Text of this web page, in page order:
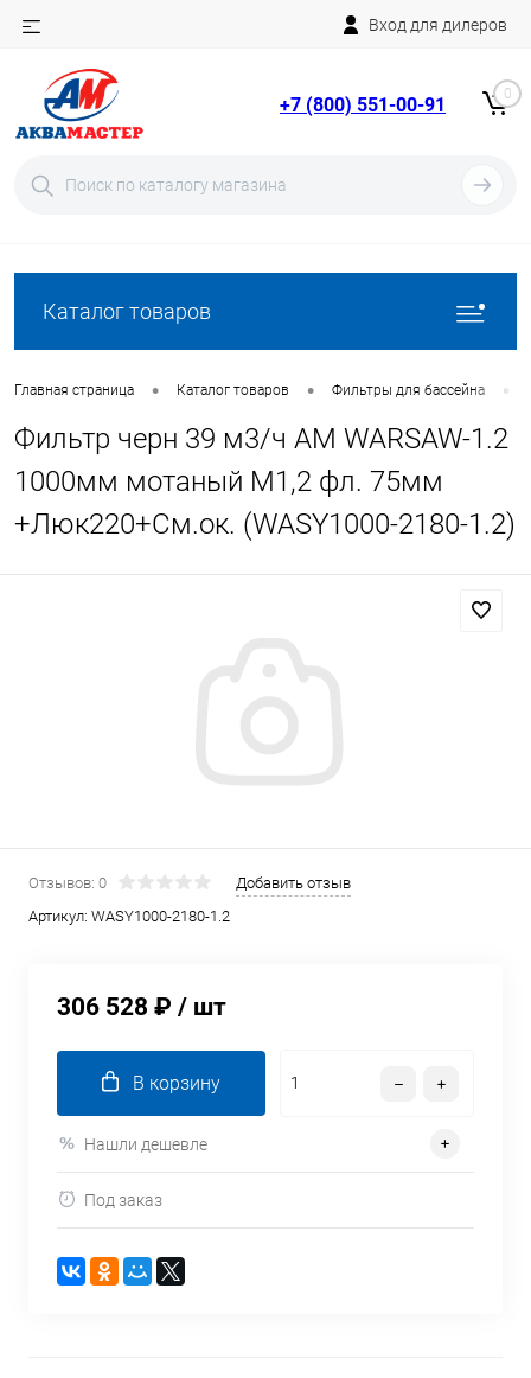
Вход для дилеров
+7 (800) 551-00-91 0
Каталог товаров
Главная страница • Каталог товаров • Фильтры для бассейна •
Фильтр черн 39 м3/ч AM WARSAW-1.2
1000мм мотаный М1,2 фл. 75мм
+Люк220+См.ок. (WASY1000-2180-1.2)
Отзывов: 0
Добавить отзыв
Артикул: WASY1000-2180-1.2
306 528 ₽ / шт
В корзину
Нашли дешевле
Под заказ